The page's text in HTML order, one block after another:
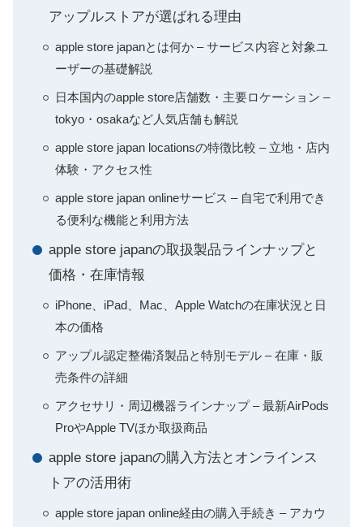
アップルストアが選ばれる理由
apple store japanとは何か – サービス内容と対象ユ
ーザーの基礎解説
日本国内のapple store店舗数・主要ロケーション –
tokyo・osakaなど人気店舗も解説
apple store japan locationsの特徴比較 – 立地・店内
体験・アクセス性
apple store japan onlineサービス – 自宅で利用でき
る便利な機能と利用方法
apple store japanの取扱製品ラインナップと
価格・在庫情報
iPhone、iPad、Mac、Apple Watchの在庫状況と日
本の価格
アップル認定整備済製品と特別モデル – 在庫・販
売条件の詳細
アクセサリ・周辺機器ラインナップ – 最新AirPods
ProやApple TVほか取扱商品
apple store japanの購入方法とオンラインス
トアの活用術
apple store japan online経由の購入手続き – アカウ